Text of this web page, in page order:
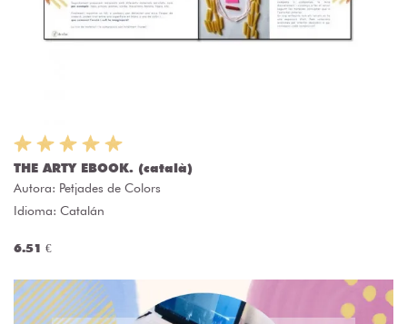
THE ARTY EBOOK. (català)
Autora: Petjades de Colors
Idioma: Catalán
6.51 €